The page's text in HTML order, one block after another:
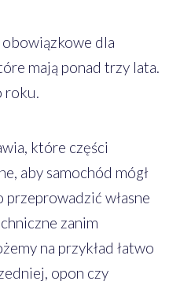
dla
mają ponad trzy lata.
roku.
które części
aby samochód mógł
własne
zanim
na przykład łatwo
opon czy